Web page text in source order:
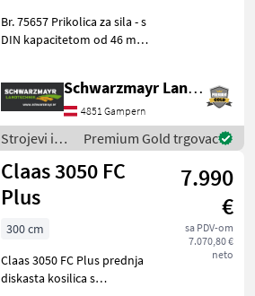
Br. 75657 Prikolica za sila - s
DIN kapacitetom od 46 m³ -
zglobnim rudom - sa
spuštenim podom za
struganje - s kardans
Schwarzmayr Landtechnik GmbH - Gampern
4851 Gampern
Strojevi i
oprema za
travu i
baliranje /
Krone
Premium Gold trgovac
Claas 3050 FC
Plus
7.990
€
sa PDV-om
7.070,80 €
neto
300 cm
Claas 3050 FC Plus prednja
diskasta kosilica s